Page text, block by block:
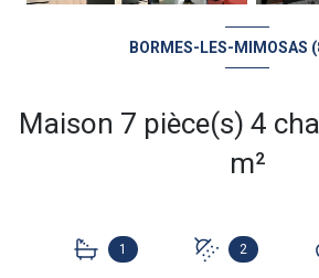
BORMES-LES-MIMOSAS
Maison 7 pièce(s) 4 chambre(s) 174
m²
1 2